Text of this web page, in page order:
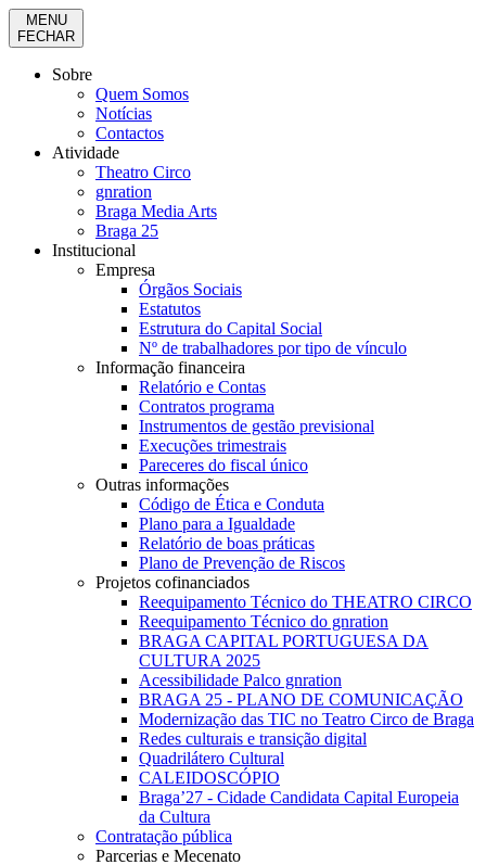
MENU
FECHAR
Sobre
Quem Somos
Notícias
Contactos
Atividade
Theatro Circo
gnration
Braga Media Arts
Braga 25
Institucional
Empresa
Órgãos Sociais
Estatutos
Estrutura do Capital Social
Nº de trabalhadores por tipo de vínculo
Informação financeira
Relatório e Contas
Contratos programa
Instrumentos de gestão previsional
Execuções trimestrais
Pareceres do fiscal único
Outras informações
Código de Ética e Conduta
Plano para a Igualdade
Relatório de boas práticas
Plano de Prevenção de Riscos
Projetos cofinanciados
Reequipamento Técnico do THEATRO CIRCO
Reequipamento Técnico do gnration
BRAGA CAPITAL PORTUGUESA DA
CULTURA 2025
Acessibilidade Palco gnration
BRAGA 25 - PLANO DE COMUNICAÇÃO
Modernização das TIC no Teatro Circo de Braga
Redes culturais e transição digital
Quadrilátero Cultural
CALEIDOSCÓPIO
Braga’27 - Cidade Candidata Capital Europeia
da Cultura
Contratação pública
Parcerias e Mecenato